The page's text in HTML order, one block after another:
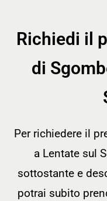
Richiedi il
di
Per richiedere il
a Lentate sul
sottostante e
potrai subito